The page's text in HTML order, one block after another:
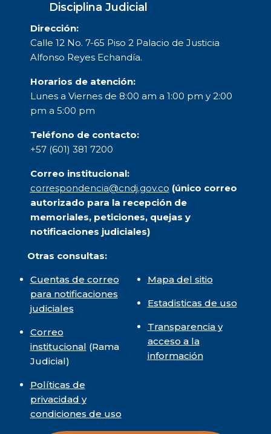
Disciplina Judicial
Dirección:
Calle 12 No. 7-65 Piso 2 Palacio de Justicia
Alfonso Reyes Echandía.
Horarios de atención:
Lunes a Viernes de 8:00 am a 1:00 pm y 2:00
pm a 5:00 pm
Teléfono de contacto:
+57 (601) 381 7200
Correo institucional:
correspondencia@cndj.gov.co (único correo
autorizado para la recepción de
memoriales, peticiones, quejas y
notificaciones judiciales)
Otras consultas:
Cuentas de correo
para notificaciones
judiciales
Correo
institucional (Rama
Judicial)
Políticas de
privacidad y
condiciones de uso
Mapa del sitio
Estadisticas de uso
Transparencia y
acceso a la
información